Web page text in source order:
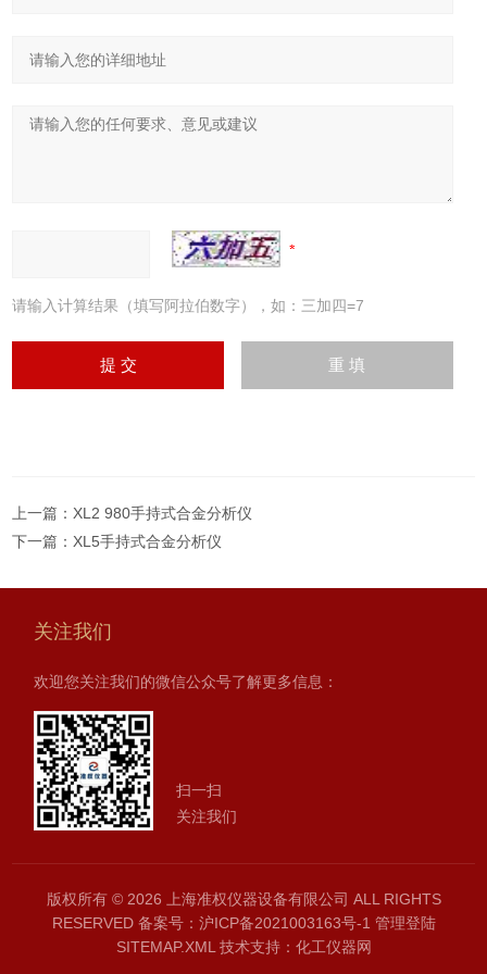
请输入计算结果（填写阿拉伯数字），如：三加四=7
上一篇： XL2 980手持式合金分析仪
下一篇： XL5手持式合金分析仪
关注我们
欢迎您关注我们的微信公众号了解更多信息：
扫一扫
关注我们
版权所有 © 2026 上海准权仪器设备有限公司 ALL RIGHTS
RESERVED 备案号：沪ICP备2021003163号-1 管理登陆
SITEMAP.XML 技术支持： 化工仪器网